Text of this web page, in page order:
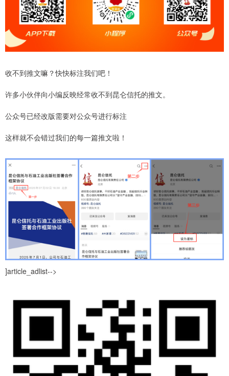
收不到推文嘛？快快标注我们吧！
许多小伙伴向小编反映经常收不到昆仑信托的推文。
公众号已经改版需要对公众号进行标注
这样就不会错过我们的每一篇推文啦！
]article_adlist-->